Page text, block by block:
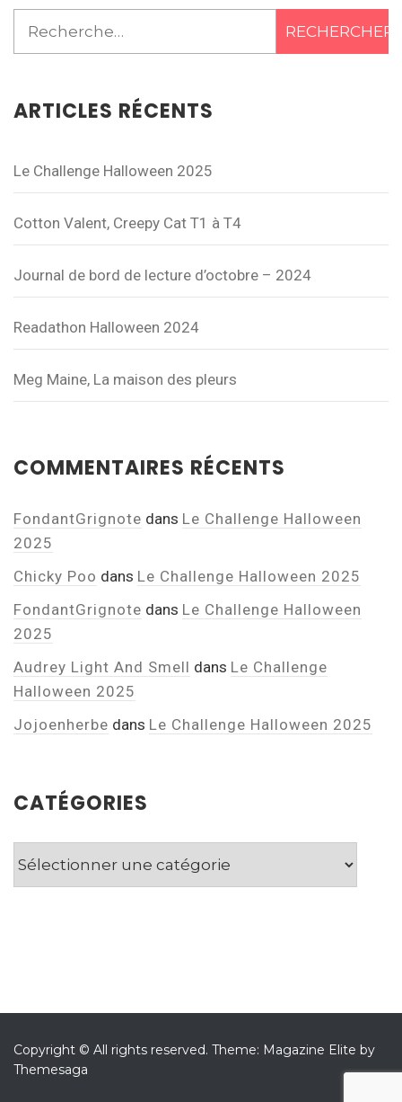
Rechercher :
ARTICLES RÉCENTS
Le Challenge Halloween 2025
Cotton Valent, Creepy Cat T1 à T4
Journal de bord de lecture d’octobre – 2024
Readathon Halloween 2024
Meg Maine, La maison des pleurs
COMMENTAIRES RÉCENTS
FondantGrignote dans Le Challenge Halloween
2025
Chicky Poo dans Le Challenge Halloween 2025
FondantGrignote dans Le Challenge Halloween
2025
Audrey Light And Smell dans Le Challenge
Halloween 2025
Jojoenherbe dans Le Challenge Halloween 2025
CATÉGORIES
Catégories
Copyright © All rights reserved. Theme: Magazine Elite by
Themesaga